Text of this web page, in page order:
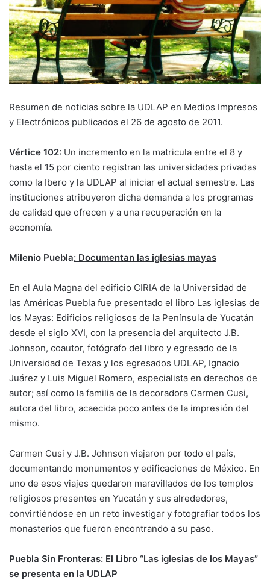
Resumen de noticias sobre la UDLAP en Medios Impresos
y Electrónicos publicados el 26 de agosto de 2011.
Vértice 102: Un incremento en la matricula entre el 8 y
hasta el 15 por ciento registran las universidades privadas
como la Ibero y la UDLAP al iniciar el actual semestre. Las
instituciones atribuyeron dicha demanda a los programas
de calidad que ofrecen y a una recuperación en la
economía.
Milenio Puebla: Documentan las iglesias mayas
En el Aula Magna del edificio CIRIA de la Universidad de
las Américas Puebla fue presentado el libro Las iglesias de
los Mayas: Edificios religiosos de la Península de Yucatán
desde el siglo XVI, con la presencia del arquitecto J.B.
Johnson, coautor, fotógrafo del libro y egresado de la
Universidad de Texas y los egresados UDLAP, Ignacio
Juárez y Luis Miguel Romero, especialista en derechos de
autor; así como la familia de la decoradora Carmen Cusi,
autora del libro, acaecida poco antes de la impresión del
mismo.
Carmen Cusi y J.B. Johnson viajaron por todo el país,
documentando monumentos y edificaciones de México. En
uno de esos viajes quedaron maravillados de los templos
religiosos presentes en Yucatán y sus alrededores,
convirtiéndose en un reto investigar y fotografiar todos los
monasterios que fueron encontrando a su paso.
Puebla Sin Fronteras: El Libro “Las iglesias de los Mayas”
se presenta en la UDLAP